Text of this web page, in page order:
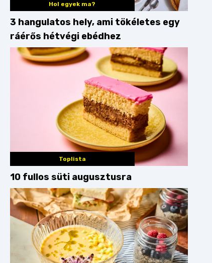
Hol egyek ma?
3 hangulatos hely, ami tökéletes egy
ráérős hétvégi ebédhez
Toplista
10 fullos süti augusztusra